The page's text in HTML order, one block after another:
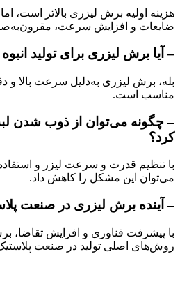
هزینه اولیه برش لیزری بالاتر است،
ضایعات و افزایش سرعت،
– آیا برش لیزری برای تولید
بله، برش لیزری به‌دلیل سرعت بالا و
مناسب است.
– چگونه می‌توان از ذوب شدن
کرد؟
با تنظیم قدرت و سرعت لیزر و استفاده
می‌توان این مشکل را کاهش داد.
– آینده برش لیزری در صنعت
با پیشرفت فناوری و افزایش تقاضا،
روش‌های اصلی تولید در صنعت